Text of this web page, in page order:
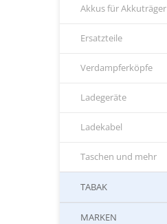
Akkus für Akkuträger
Ersatzteile
Verdampferköpfe
Ladegeräte
Ladekabel
Taschen und mehr
TABAK
MARKEN